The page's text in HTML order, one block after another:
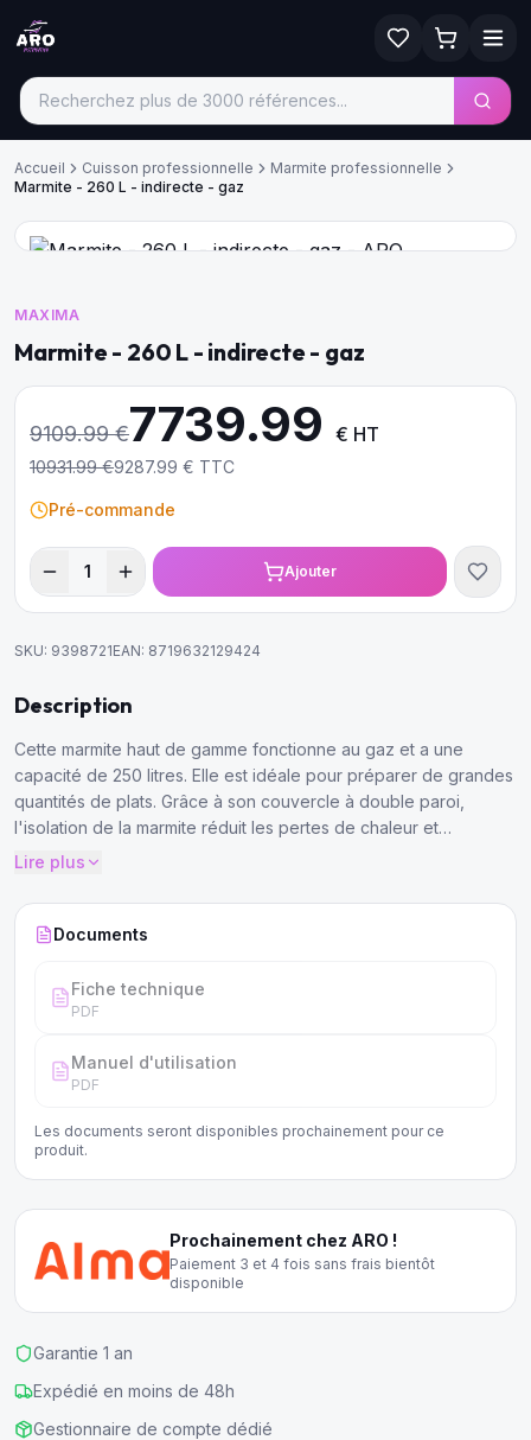
Accueil Cuisson professionnelle
Marmite professionnelle
Marmite - 260 L - indirecte - gaz
MAXIMA
Marmite - 260 L - indirecte - gaz
9109.99€7739.99 € HT
10931.99€9287.99 € TTC
Pré-commande
1 Ajouter
SKU: 9398721EAN: 8719632129424
Description
Cette marmite haut de gamme fonctionne au gaz et a une
capacité de 250 litres. Elle est idéale pour préparer de grandes
quantités de plats. Grâce à son couvercle à double paroi,
l'isolation de la marmite réduit les pertes de chaleur et
d'énergie, ce qui la rend très économe en énergie. Elle est
Lire plus
Documents
Fiche technique
PDF
Manuel d'utilisation
PDF
Les documents seront disponibles prochainement pour ce
produit.
Prochainement chez ARO !
Paiement 3 et 4 fois sans frais bientôt
disponible
Garantie 1 an
Expédié en moins de 48h
Gestionnaire de compte dédié